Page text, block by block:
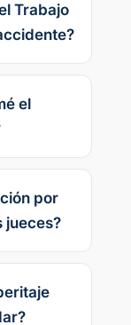
Trabajo
el
por
jueces?